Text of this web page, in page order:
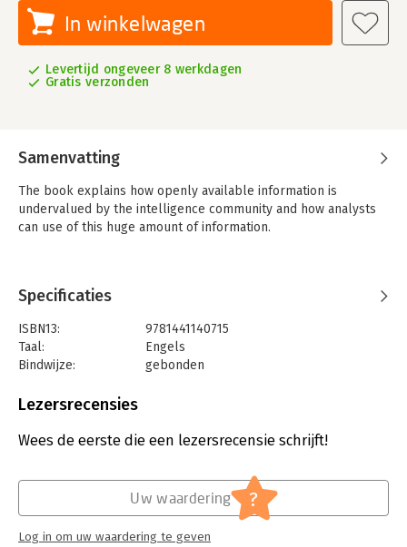
In winkelwagen
Levertijd ongeveer 8 werkdagen
Gratis verzonden
Samenvatting
The book explains how openly available information is
undervalued by the intelligence community and how analysts
can use of this huge amount of information.
Specificaties
ISBN13:
9781441140715
Taal:
Engels
Bindwijze:
gebonden
Uitgever:
Continuum Intelligence Studies
Lezersrecensies
Wees de eerste die een lezersrecensie schrijft!
Uw waardering ?
Log in om uw waardering te geven